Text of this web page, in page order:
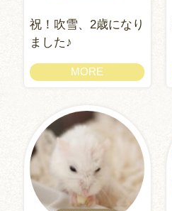
祝！吹雪、2歳になり
ました♪
MORE